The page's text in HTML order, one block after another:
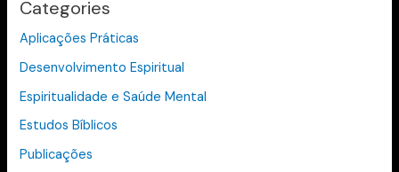
Categories
Aplicações Práticas
Desenvolvimento Espiritual
Espiritualidade e Saúde Mental
Estudos Bíblicos
Publicações